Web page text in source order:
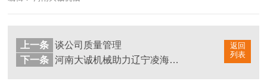
返回
列表
上一条
谈公司质量管理
下一条
河南大诚机械助力辽宁凌海花园集团项目建设